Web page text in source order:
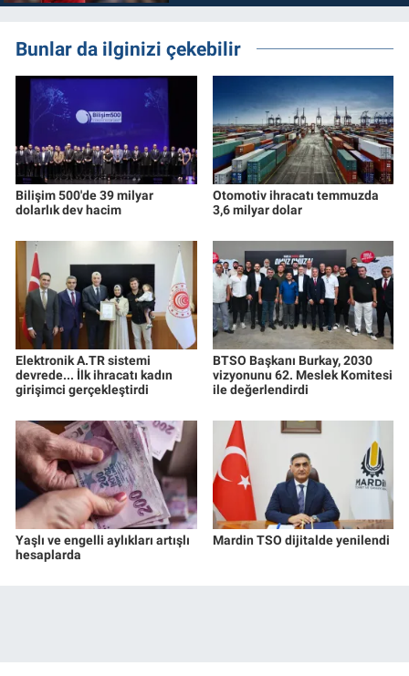
Bunlar da ilginizi çekebilir
Bilişim 500'de 39 milyar
dolarlık dev hacim
Otomotiv ihracatı temmuzda
3,6 milyar dolar
Elektronik A.TR sistemi
devrede... İlk ihracatı kadın
girişimci gerçekleştirdi
BTSO Başkanı Burkay, 2030
vizyonunu 62. Meslek Komitesi
ile değerlendirdi
Yaşlı ve engelli aylıkları artışlı
hesaplarda
Mardin TSO dijitalde yenilendi